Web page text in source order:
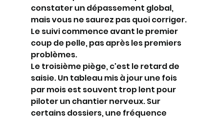
constater un dépassement global,
mais vous ne saurez pas quoi corriger.
Le suivi commence avant le premier
coup de pelle, pas après les premiers
problèmes.
Le troisième piège, c'est le retard de
saisie. Un tableau mis à jour une fois
par mois est souvent trop lent pour
piloter un chantier nerveux. Sur
certains dossiers, une fréquence